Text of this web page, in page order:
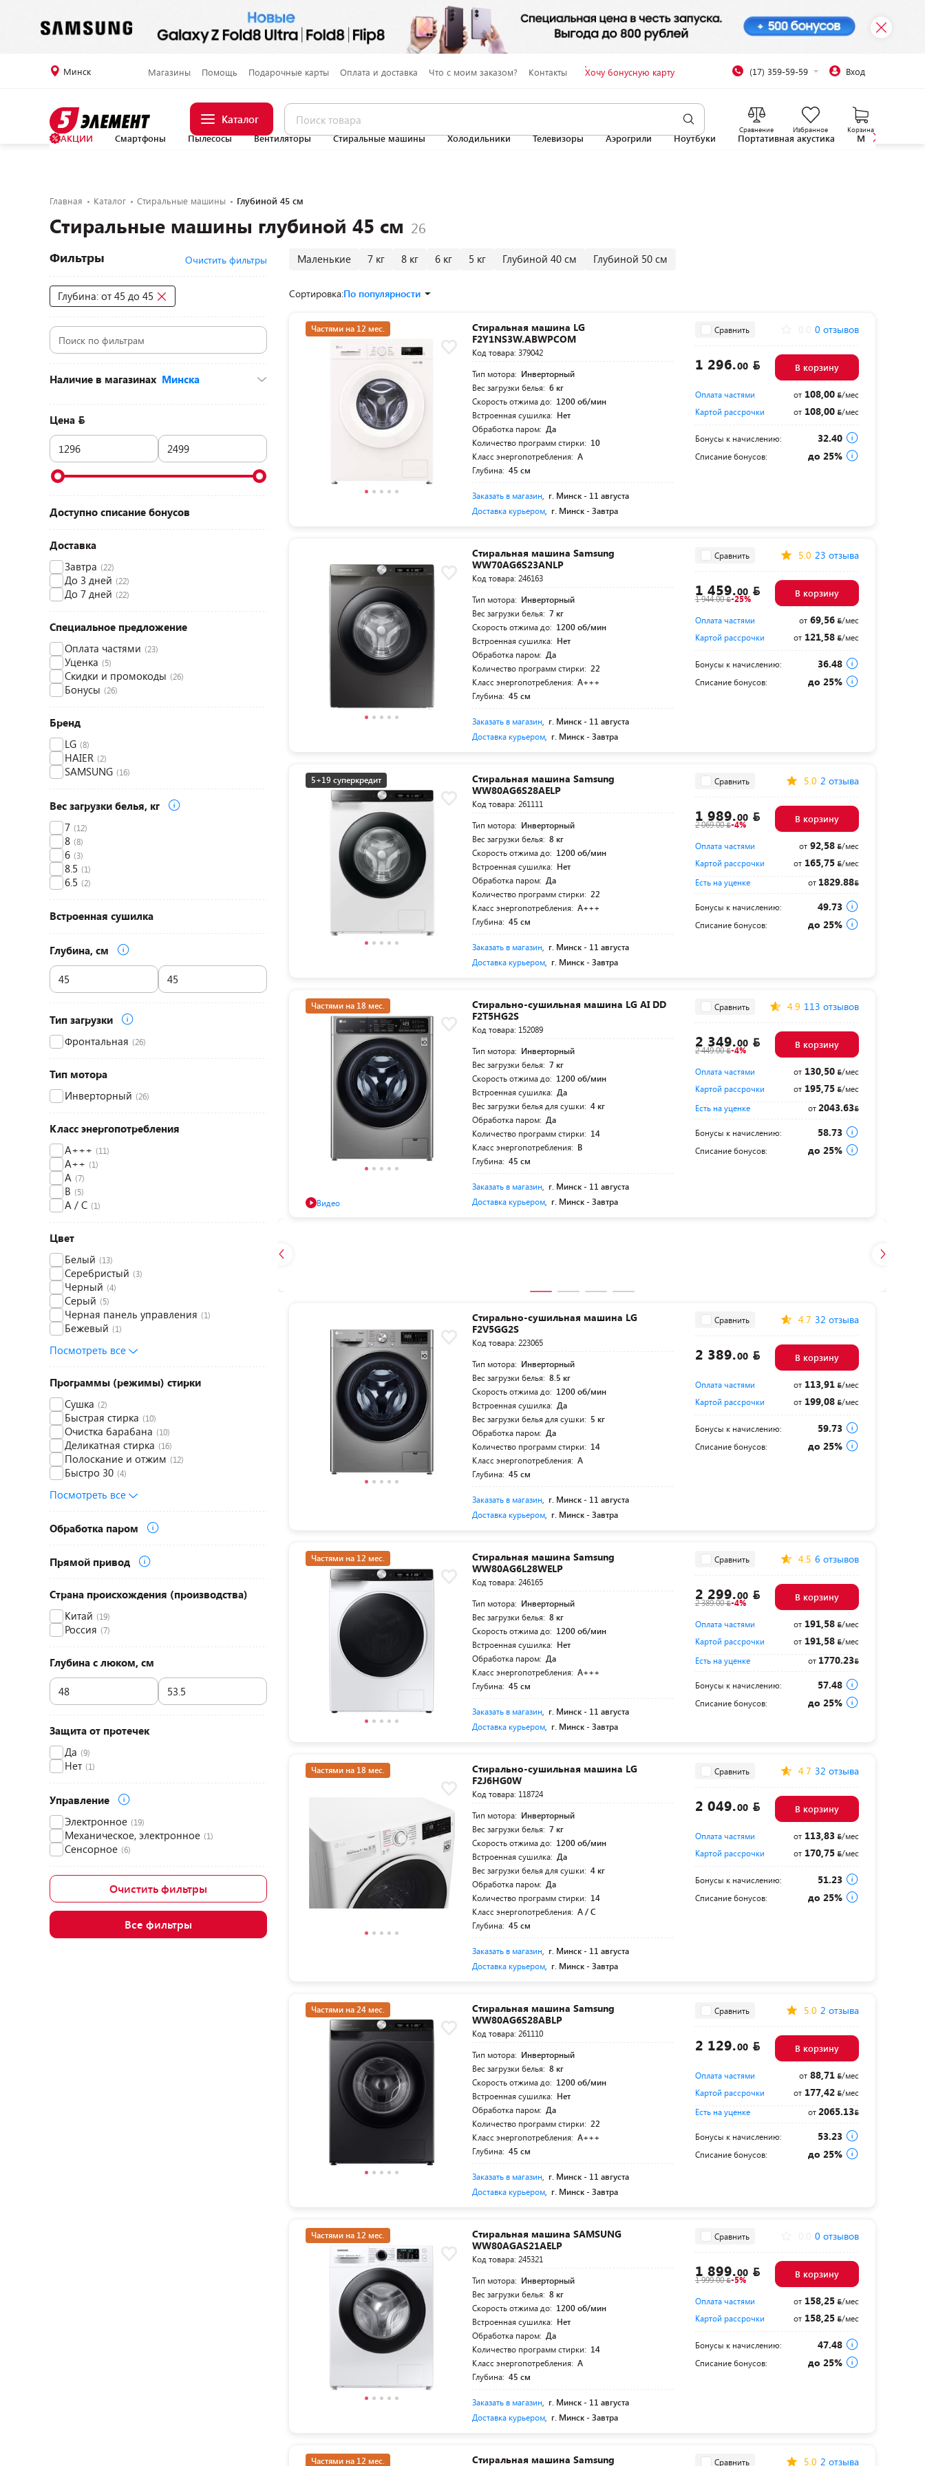
Минск Магазины Помощь Подарочные карты Оплата и доставка Что с моим заказом? Контакты Хочу бонусную карту (17) 359-59-59 Вход
Каталог
Сравнение Избранное Корзина
АКЦИИ Смартфоны Пылесосы Вентиляторы Стиральные машины Холодильники Телевизоры Аэрогрили Ноутбуки Портативная акустика
Главная Каталог Стиральные машины Глубиной 45 см
Стиральные машины глубиной 45 см
Фильтры Очистить фильтры
Глубина: от 45 до 45
Наличие в магазинах Минска
пр-т Дзержинского, 104-2 (ТЦ «Титан», 1
этаж)
д. Боровая, 74а (ТЦ «Экспобел»)
ул. Притыцкого, 156 (ТЦ «GreenCity», 2
этаж)
ул. Денисовская, 8 (ТЦ «Корона-Сити», 1
этаж) (2)
д. Боровая, 7а (ТЦ «Боро», 1 этаж) (7)
ул. Голубка, 2 (ТЦ «Бонус», 2 этаж)
Цена
Доступно списание бонусов
Доставка
Завтра (22)
До 3 дней (22)
До 7 дней (22)
Специальное предложение
Оплата частями (23)
Уценка (5)
Скидки и промокоды (26)
Бонусы (26)
Бренд
LG (8)
HAIER (2)
SAMSUNG (16)
Вес загрузки белья, кг
7 (12)
8 (8)
6 (3)
8.5 (1)
6.5 (2)
Встроенная сушилка
Глубина, см
Тип загрузки
Фронтальная (26)
Тип мотора
Инверторный (26)
Класс энергопотребления
A+++ (11)
A++ (1)
A (7)
B (5)
A / C (1)
Цвет
Белый (13)
Серебристый (3)
Черный (4)
Серый (5)
Черная панель управления (1)
Бежевый (1)
Посмотреть все
Программы (режимы) стирки
Сушка (2)
Быстрая стирка (10)
Очистка барабана (10)
Деликатная стирка (16)
Полоскание и отжим (12)
Быстро 30 (4)
Посмотреть все
Обработка паром
Прямой привод
Страна происхождения (производства)
Китай (19)
Россия (7)
Глубина с люком, см
Защита от протечек
Да (9)
Нет (1)
Управление
Электронное (19)
Механическое, электронное (1)
Сенсорное (6)
Очистить фильтры
Все фильтры
Маленькие 7 кг 8 кг 6 кг 5 кг Глубиной 40 см Глубиной 50 см
Сортировка:По популярности
Частями на 12 мес.
Стиральная машина LG
F2Y1NS3W.ABWPCOM
Код товара: 379042
Тип мотора: Инверторный
Вес загрузки белья: 6 кг
Скорость отжима до: 1200 об/мин
Встроенная сушилка: Нет
Обработка паром: Да
Количество программ стирки: 10
Класс энергопотребления: A
Глубина: 45 см
Заказать в магазин г. Минск - 11 августа
Доставка курьером г. Минск -Завтра
Сравнить 0 отзывов
1 296.00 В корзину
Оплата частями от108,00
/мес
Картой рассрочки
от108,00 /мес
Бонусы к начислению: 32.40
Списание бонусов: до 25%
Стиральная машина Samsung
WW70AG6S23ANLP
Код товара: 246163
Тип мотора: Инверторный
Вес загрузки белья: 7 кг
Скорость отжима до: 1200 об/мин
Встроенная сушилка: Нет
Обработка паром: Да
Количество программ стирки: 22
Класс энергопотребления: A+++
Глубина: 45 см
Заказать в магазин г. Минск - 11 августа
Доставка курьером г. Минск -Завтра
Сравнить 5.0 23 отзыва
1 459.00
1 944.00 -25% В корзину
Оплата частями от69,56
/мес
Картой рассрочки
от121,58 /мес
Бонусы к начислению: 36.48
Списание бонусов: до 25%
5+19 суперкредит
Стиральная машина Samsung
WW80AG6S28AELP
Код товара: 261111
Тип мотора: Инверторный
Вес загрузки белья: 8 кг
Скорость отжима до: 1200 об/мин
Встроенная сушилка: Нет
Обработка паром: Да
Количество программ стирки: 22
Класс энергопотребления: A+++
Глубина: 45 см
Заказать в магазин г. Минск - 11 августа
Доставка курьером г. Минск -Завтра
Сравнить 5.0 2 отзыва
1 989.00
2 069.00 -4% В корзину
Оплата частями от92,58
/мес
Картой рассрочки
от165,75
/мес
Есть на уценке
от 1829.88
Бонусы к начислению: 49.73
Списание бонусов: до 25%
Частями на 18 мес.
Видео
Стирально-сушильная машина LG AI DD
F2T5HG2S
Код товара: 152089
Тип мотора: Инверторный
Вес загрузки белья: 7 кг
Скорость отжима до: 1200 об/мин
Встроенная сушилка: Да
Вес загрузки белья для сушки: 4 кг
Обработка паром: Да
Количество программ стирки: 14
Класс энергопотребления: B
Глубина: 45 см
Заказать в магазин г. Минск - 11 августа
Доставка курьером г. Минск -Завтра
Сравнить 4.9 113 отзывов
2 349.00
2 449.00 -4% В корзину
Оплата частями от130,50
/мес
Картой рассрочки
от195,75
/мес
Есть на уценке
от2043.63
Бонусы к начислению: 58.73
Списание бонусов: до 25%
Стирально-сушильная машина LG
F2V5GG2S
Код товара: 223065
Тип мотора: Инверторный
Вес загрузки белья: 8.5 кг
Скорость отжима до: 1200 об/мин
Встроенная сушилка: Да
Вес загрузки белья для сушки: 5 кг
Обработка паром: Да
Количество программ стирки: 14
Класс энергопотребления: A
Глубина: 45 см
Заказать в магазин, г. Минск - 11 августа
Доставка курьером, г. Минск -Завтра
Сравнить 4.7 32 отзыва
2 389.00 В корзину
Оплата частями от113,91
/мес
Картой рассрочки
от199,08 /мес
Бонусы к начислению: 59.73
Списание бонусов: до 25%
Частями на 12 мес.
Стиральная машина Samsung
WW80AG6L28WELP
Код товара: 246165
Тип мотора: Инверторный
Вес загрузки белья: 8 кг
Скорость отжима до: 1200 об/мин
Встроенная сушилка: Нет
Обработка паром: Да
Класс энергопотребления: A+++
Глубина: 45 см
Заказать в магазин, г. Минск - 11 августа
Доставка курьером, г. Минск -Завтра
Сравнить 4.5 6 отзывов
2 299.00
2 389.00 -4% В корзину
Оплата частями от191,58
/мес
Картой рассрочки
от191,58
/мес
Есть на уценке
от 1770.23
Бонусы к начислению: 57.48
Списание бонусов: до 25%
Частями на 18 мес.
Стирально-сушильная машина LG
F2J6HG0W
Код товара: 118724
Тип мотора: Инверторный
Вес загрузки белья: 7 кг
Скорость отжима до: 1200 об/мин
Встроенная сушилка: Да
Вес загрузки белья для сушки: 4 кг
Обработка паром: Да
Количество программ стирки: 14
Класс энергопотребления: A / C
Глубина: 45 см
Заказать в магазин, г. Минск - 11 августа
Доставка курьером, г. Минск -Завтра
Сравнить 4.7 32 отзыва
2 049.00 В корзину
Оплата частями от113,83
/мес
Картой рассрочки
от170,75 /мес
Бонусы к начислению: 51.23
Списание бонусов: до 25%
Частями на 24 мес.
Стиральная машина Samsung
WW80AG6S28ABLP
Код товара: 261110
Тип мотора: Инверторный
Вес загрузки белья: 8 кг
Скорость отжима до: 1200 об/мин
Встроенная сушилка: Нет
Обработка паром: Да
Количество программ стирки: 22
Класс энергопотребления: A+++
Глубина: 45 см
Заказать в магазин, г. Минск - 11 августа
Доставка курьером, г. Минск -Завтра
Сравнить 5.0 2 отзыва
2 129.00 В корзину
Оплата частями от88,71
/мес
Картой рассрочки
от177,42
/мес
Есть на уценке
от2065.13
Бонусы к начислению: 53.23
Списание бонусов: до 25%
Частями на 12 мес.
Стиральная машина SAMSUNG
WW80AGAS21AELP
Код товара: 245321
Тип мотора: Инверторный
Вес загрузки белья: 8 кг
Скорость отжима до: 1200 об/мин
Встроенная сушилка: Нет
Обработка паром: Да
Количество программ стирки: 14
Класс энергопотребления: A
Глубина: 45 см
Заказать в магазин, г. Минск - 11 августа
Доставка курьером, г. Минск -Завтра
Сравнить 0 отзывов
1 899.00
1 999.00 -5% В корзину
Оплата частями от158,25
/мес
Картой рассрочки
от158,25 /мес
Бонусы к начислению: 47.48
Списание бонусов: до 25%
Частями на 12 мес.
Стиральная машина Samsung
Сравнить 5.0 2 отзыва